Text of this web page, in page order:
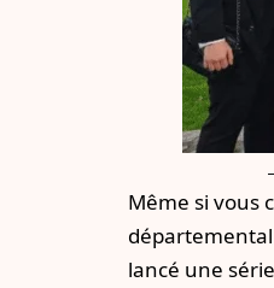
Même si vous
lancé une